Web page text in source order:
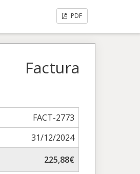
PDF
Factura
FACT-2773
31/12/2024
225,88€